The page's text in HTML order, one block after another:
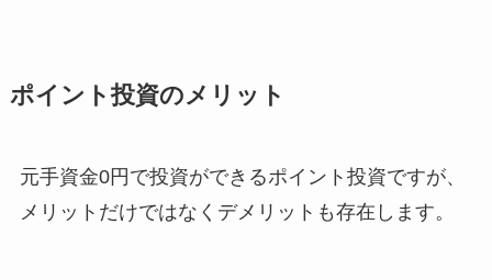
ポイント投資のメリット
元手資金0円で投資ができるポイント投資ですが、
メリットだけではなくデメリットも存在します。